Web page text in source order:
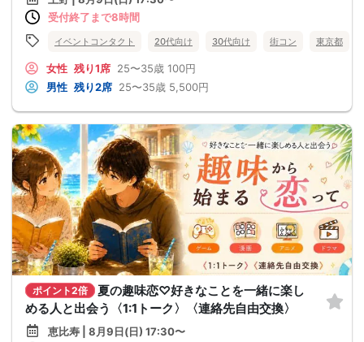
受付終了まで8時間
イベントコンタクト 20代向け 30代向け 街コン 東京都
女性 残り1席 25〜35歳 100円
男性 残り2席 25〜35歳 5,500円
ポイント2倍
夏の趣味恋♡好きなことを一緒に楽し
める人と出会う〈1:1トーク〉〈連絡先自由交換〉
恵比寿 | 8月9日(日) 17:30〜